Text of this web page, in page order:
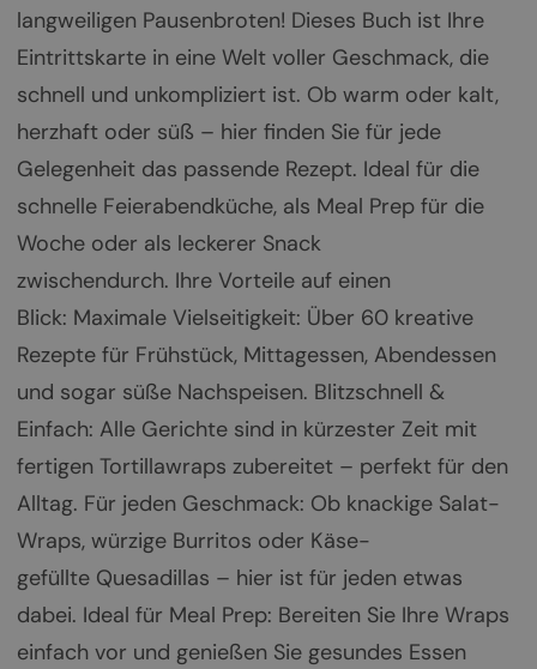
langweiligen Pausenbroten! Dieses Buch ist Ihre
Eintrittskarte in eine Welt voller Geschmack, die
schnell und unkompliziert ist. Ob warm oder kalt,
herzhaft oder süß – hier finden Sie für jede
Gelegenheit das passende Rezept. Ideal für die
schnelle Feierabendküche, als Meal Prep für die
Woche oder als leckerer Snack
zwischendurch. Ihre Vorteile auf einen
Blick: Maximale Vielseitigkeit: Über 60 kreative
Rezepte für Frühstück, Mittagessen, Abendessen
und sogar süße Nachspeisen. Blitzschnell &
Einfach: Alle Gerichte sind in kürzester Zeit mit
fertigen Tortillawraps zubereitet – perfekt für den
Alltag. Für jeden Geschmack: Ob knackige Salat-
Wraps, würzige Burritos oder Käse-
gefüllte Quesadillas – hier ist für jeden etwas
dabei. Ideal für Meal Prep: Bereiten Sie Ihre Wraps
einfach vor und genießen Sie gesundes Essen